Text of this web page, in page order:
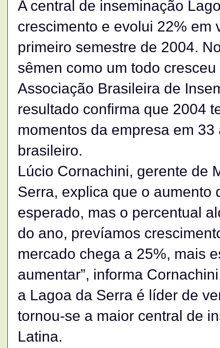
A central de inseminação
crescimento e evolui 22% em
primeiro semestre de 2004.
sêmen como um todo
Associação Brasileira de
resultado confirma que 2004
momentos da empresa em
brasileiro.
Lúcio Cornachini, gerente de
Serra, explica que o aumento
esperado, mas o percentual
do ano, prevíamos
mercado chega a 25%, mais
aumentar”, informa
a Lagoa da Serra é líder de
tornou-se a maior central de
Latina.